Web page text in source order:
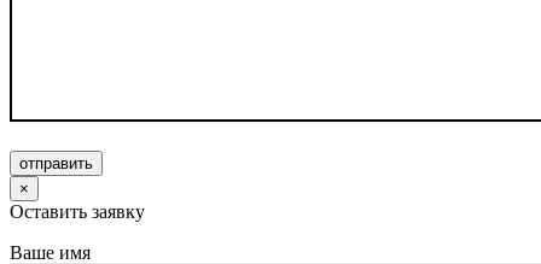
отправить
×
Оставить заявку
Ваше имя